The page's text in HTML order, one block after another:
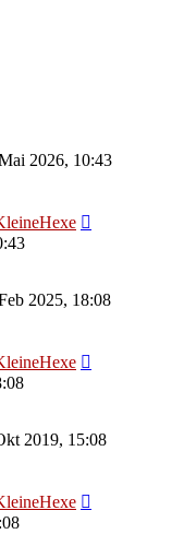
2026, 10:43
2025, 18:08
2019, 15:08